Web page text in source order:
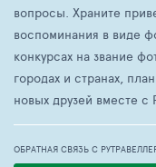
вопросы. Храните
воспоминания в виде
конкурсах на звание
городах и странах,
новых друзей вместе с
ОБРАТНАЯ СВЯЗЬ С